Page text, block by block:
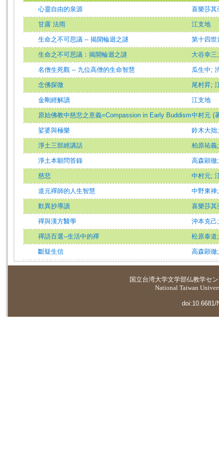
心靈自由的泉源 喜樂莎其
甘露 法雨 江支地
生命之不可思議 -- 揭開輪迴之謎 第十四世
生命之不可思議：揭開輪迴之謎 大谷幸三
名僧生死觀 -- 九位高僧的生命智慧 瓜生中;
念佛探微 尾村昇;
金剛經解讀 江支地
原始佛教中慈悲之意義=Compassion in Early Buddism中村元 (
娑婆與極樂 鈴木大拙
淨土三部經講話 柏原祐義
淨土本願問答錄 高森顕徹
慈悲 中村元;
道元禪師的人生智慧 中野東禅
歎異抄導讀 喜樂莎其
禪與漢方醫學 沖本克己
禪語百選--生活中的禪 松原泰道
斷疑生信 高森顕徹
国立台湾大学文学部仏教学セ
National Taiwan
doi:10.6681/